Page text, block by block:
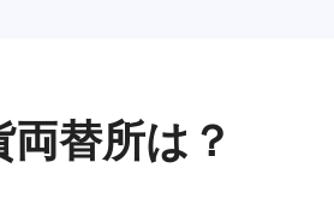
替所は？